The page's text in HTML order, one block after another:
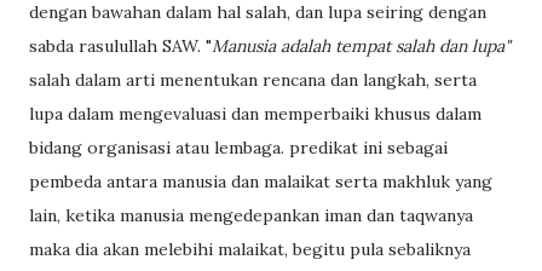
dengan bawahan dalam hal salah, dan lupa seiring dengan
sabda rasulullah SAW. "Manusia adalah tempat salah dan lupa"
salah dalam arti menentukan rencana dan langkah, serta
lupa dalam mengevaluasi dan memperbaiki khusus dalam
bidang organisasi atau lembaga. predikat ini sebagai
pembeda antara manusia dan malaikat serta makhluk yang
lain, ketika manusia mengedepankan iman dan taqwanya
maka dia akan melebihi malaikat, begitu pula sebaliknya